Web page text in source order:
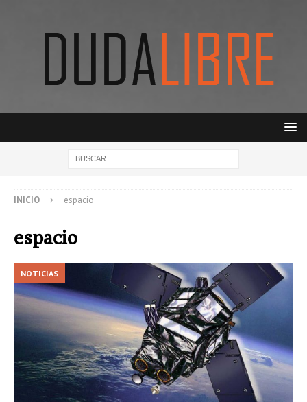
INICIO espacio
espacio
NOTICIAS